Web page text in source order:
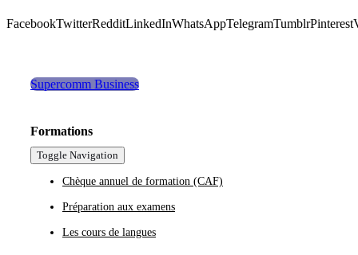
FacebookTwitterRedditLinkedInWhatsAppTelegramTumblrPinterest
Supercomm Business
Formations
Toggle Navigation
Chèque annuel de formation (CAF)
Préparation aux examens
Les cours de langues